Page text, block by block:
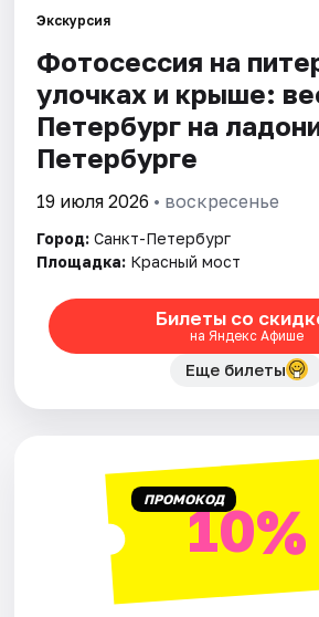
Города
Площадки
Артисты
Рейтинги
Экскурсия
Фотосессия на
улочках и крыше:
Петербург на
Петербурге
19 июля 2026 • воскресенье
Город: Санкт-Петербург
Площадка: Красный мост
Билеты со
на Яндекс Афише
Еще билеты
ПРОМОКОД10%